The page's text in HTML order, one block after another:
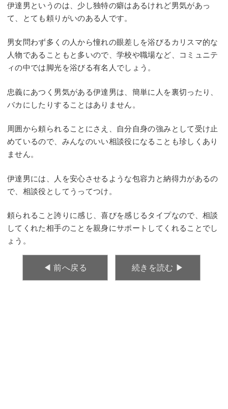
伊達男というのは、少し独特の癖はあるけれど男気があっ
て、とても頼りがいのある人です。
男女問わず多くの人から憧れの眼差しを浴びるカリスマ的な
人物であることもと多いので、学校や職場など、コミュニテ
ィの中では脚光を浴びる有名人でしょう。
忠義にあつく男気がある伊達男は、簡単に人を裏切ったり、
バカにしたりすることはありません。
周囲から頼られることにさえ、自分自身の強みとして受け止
めているので、みんなのいい相談役になることも珍しくあり
ません。
伊達男には、人を安心させるような包容力と納得力があるの
で、相談役としてうってつけ。
頼られること誇りに感じ、喜びを感じるタイプなので、相談
してくれた相手のことを親身にサポートしてくれることでし
ょう。
◀︎ 前へ戻る 続きを読む ▶︎